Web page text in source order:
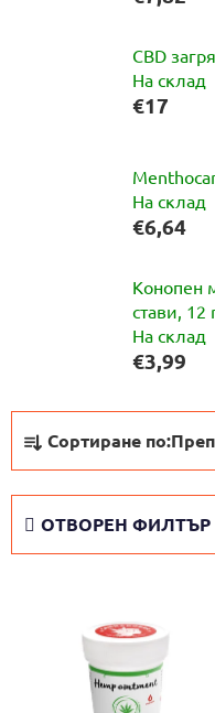
CBD
На склад
€17
На склад
€6,64
Конопен
стави, 12
На склад
€3,99
о
р
и
Сортиране по:
ОТВОРЕН ФИЛТЪР